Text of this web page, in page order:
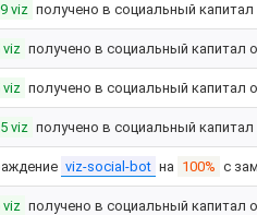
viz получено в социальный
viz получено в социальный капитал
viz получено в социальный капитал
viz получено в социальный
viz-social-bot на 100% с
viz получено в социальный капитал